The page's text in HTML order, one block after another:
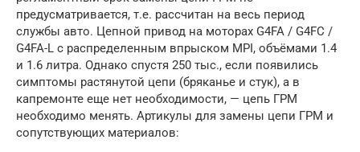
предусматривается, т.е. рассчитан на весь период
службы авто. Цепной привод на моторах G4FA / G4FC /
G4FA-L c распределенным впрыском MPI, объёмами 1.4
и 1.6 литра. Однако спустя 250 тыс., если появились
симптомы растянутой цепи (бряканье и стук), а в
капремонте еще нет необходимости, — цепь ГРМ
необходимо менять. Артикулы для замены цепи ГРМ и
сопутствующих материалов: